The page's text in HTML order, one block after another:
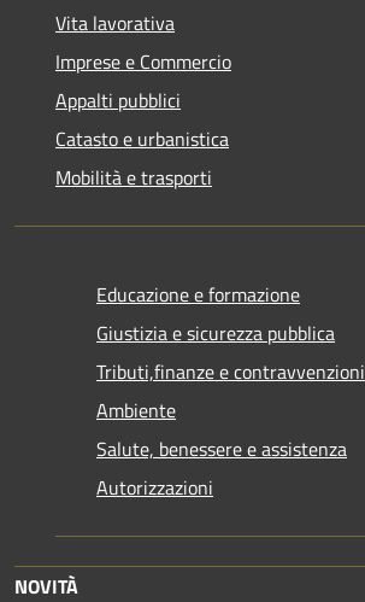
Vita lavorativa
Imprese e Commercio
Appalti pubblici
Catasto e urbanistica
Mobilità e trasporti
Educazione e formazione
Giustizia e sicurezza pubblica
Tributi,finanze e contravvenzioni
Ambiente
Salute, benessere e assistenza
Autorizzazioni
NOVITÀ